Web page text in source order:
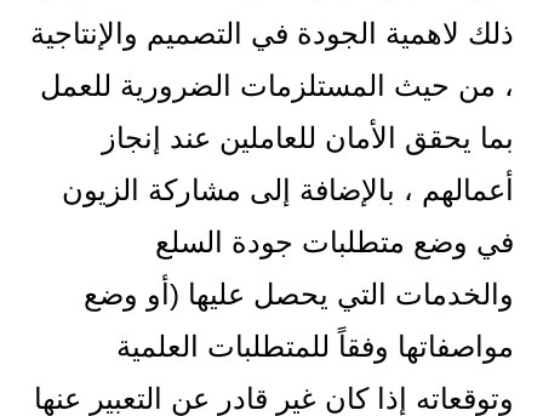
ذلك لاهمية الجودة في التصميم والإنتاجية
، من حيث المستلزمات الضرورية للعمل
بما يحقق الأمان للعاملين عند إنجاز
أعمالهم ، بالإضافة إلى مشاركة الزيون
في وضع متطلبات جودة السلع
والخدمات التي يحصل عليها (أو وضع
مواصفاتها وفقاً للمتطلبات العلمية
وتوقعاته إذا كان غير قادر عن التعبير عنها